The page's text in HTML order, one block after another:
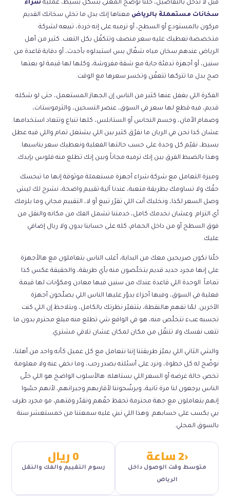
قبل لا ندخل بالتفاصيل، خلّنا نوضّح المعنى بشكل بسيط، عملية شراء
سخانات مستعملة بالرياض معناها إنك بدل ما تخلي سخانك القديم
مركون بالمستودع أو السطح، أو ترميه على إنه خردة، تبيعه لشركة
متخصصة تعطيك عليه سعر منصف وتتكفّل بكل التعب. كثير من أهل
الرياض عندهم سخان مياه شغّال بس استبدلوه بأحدث، أو دفاية قاعدة من
سنين، أو أجهزة تدفئة جاية مع شقة مفروشة، وكلها لها قيمة لو بعتها
صح بدل ما تتركها تتعفّن وتخسر سعرها مع الوقت.
الفكرة اللي يغفل عنها كثير من الناس إن الجهاز المستعمل، حتى لو شكله
قديم، فيه قطع لها سعر في السوق، عنصر التسخين، والثرموستات،
وصمام الأمان، وجسم النحاس أو الستانلس، كلها تنباع وتتعاد استخدامها.
عشان كذا نحن في الريان ما نفرّق كثير بين اللي يشتغل تمام واللي فيه عطل
بسيط، نقيّم كل وحدة على حسب حالتها الفعلية ونعطيك سعر يناسبها.
وهذا بالضبط الفرق بين إنك ترميه مجاناً وبين إنك تطلع منه فلوس بإيدك.
وميزة التعامل مع شركة شراء أجهزة مستعملة موثوقة إنها ما تبخسك
حقّك ولا تساومك بطريقة متعبة، عندنا آلية تقييم واضحة، نشرح لك ليش
وصل السعر لكذا، ونخليك أنت اللي تقرّر تبيع أو لا، التقييم مجاني وما يلزمك
أي التزام. وعشان نخدمك كامل، خدمتنا تشمل الفك من مكانه والنقل من
فوق السطح أو من داخل الحمام، كله على حسابنا بدون ولا ريال إضافي
عليك.
خلّنا نكون صريحين معك من البداية، أغلب الناس يتعاملون مع هالأجهزة
على إنها مجرد حديد قديم يتخلّصون منه بأي طريقة، والحقيقة عكس كذا
تماماً. الوحدة اللي قاعدة عندك من سنين فيها معادن ومكوّنات لها قيمة
فعلية في السوق، وفيها أجزاء يدوّر عليها الناس اللي يصلّحون أجهزة
الآخرين. لمّا تفهم هالنقطة، بتتغيّر نظرتك بالكامل، وبتلاحظ إن اللي كنت
تحسبه عبء تتخلّص منه، هو في الواقع شي تطلع منه مبلغ محترم بدون ما
تتعب نفسك ولا تتنقّل من مكان لمكان عشان تلاقي مشتري.
والشي الثاني اللي يميّز طريقتنا إننا نتعامل مع كل عميل كأنه واحد من أهلنا،
نوضّح له كل خطوة، ونرد على أسئلته بصدر رحب، وما نخفي عنه ولا معلومة
تخص حالة غرضه أو السعر اللي يستاهله. هالأسلوب الواضح هو اللي خلّى
الناس يرجعون لنا مرة ثانية، ويرشّحوننا لأقاربهم وجيرانهم، لأنهم حسّوا
إنهم يتعاملون مع جهة محترمة تحفظ حقّهم وتقدّر وقتهم، مو مجرد طرف
يبي يكسب على حسابهم. وهذا اللي نبني عليه سمعتنا من خمستعشر سنة
بالسوق المحلي.
‹2 ساعة
متوسط وقت الوصول داخل
الرياض
0 ريال
رسوم التقييم والفك والنقل